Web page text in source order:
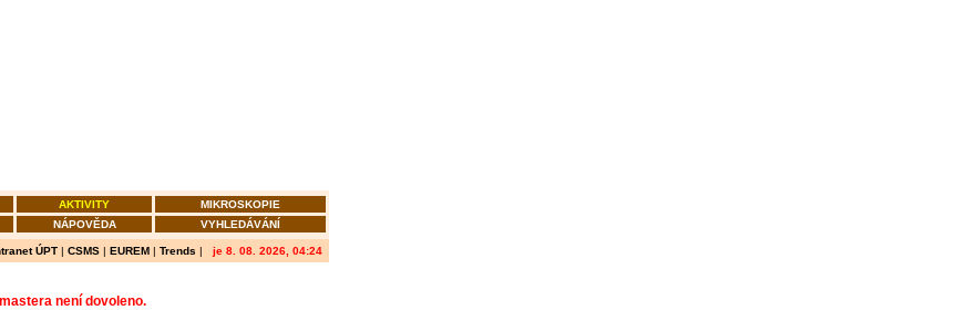
AKTIVITY
MIKROSKOPIE
NÁPOVĚDA VYHLEDÁVÁNÍ
ÚPT | CSMS | EUREM | Trends | je 8. 08. 2026, 04:24
není dovoleno.